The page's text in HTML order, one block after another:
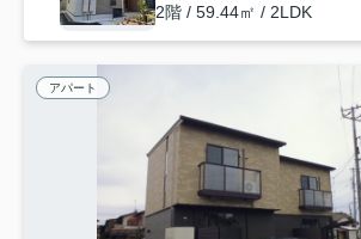
2階 / 59.44㎡ / 2LDK
アパート